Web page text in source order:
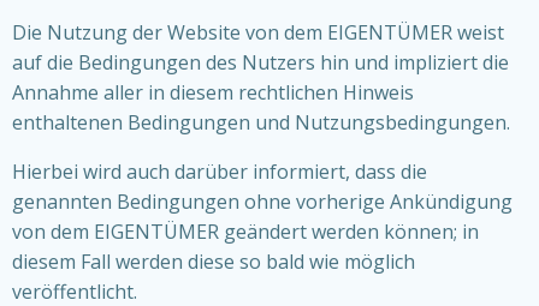
Die Nutzung der Website von dem EIGENTÜMER weist
auf die Bedingungen des Nutzers hin und impliziert die
Annahme aller in diesem rechtlichen Hinweis
enthaltenen Bedingungen und Nutzungsbedingungen.
Hierbei wird auch darüber informiert, dass die
genannten Bedingungen ohne vorherige Ankündigung
von dem EIGENTÜMER geändert werden können; in
diesem Fall werden diese so bald wie möglich
veröffentlicht.